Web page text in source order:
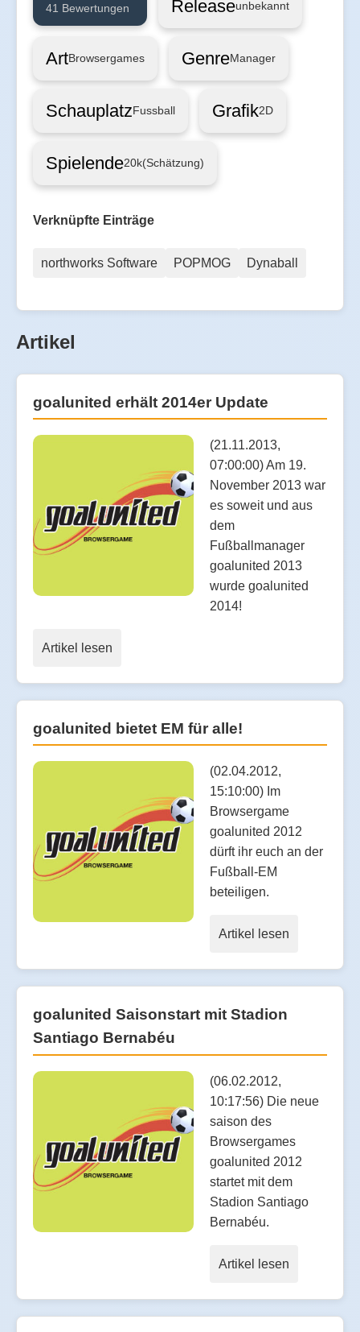
41 Bewertungen Releaseunbekannt
ArtBrowsergames GenreManager
SchauplatzFussball Grafik2D
Spielende20k(Schätzung)
Verknüpfte Einträge
northworks Software POPMOG Dynaball
Artikel
goalunited erhält 2014er Update
(21.11.2013,
07:00:00) Am 19.
November 2013 war
es soweit und aus
dem
Fußballmanager
goalunited 2013
wurde goalunited
2014!
Artikel lesen
goalunited bietet EM für alle!
(02.04.2012,
15:10:00) Im
Browsergame
goalunited 2012
dürft ihr euch an der
Fußball-EM
beteiligen.
Artikel lesen
goalunited Saisonstart mit Stadion
Santiago Bernabéu
(06.02.2012,
10:17:56) Die neue
saison des
Browsergames
goalunited 2012
startet mit dem
Stadion Santiago
Bernabéu.
Artikel lesen